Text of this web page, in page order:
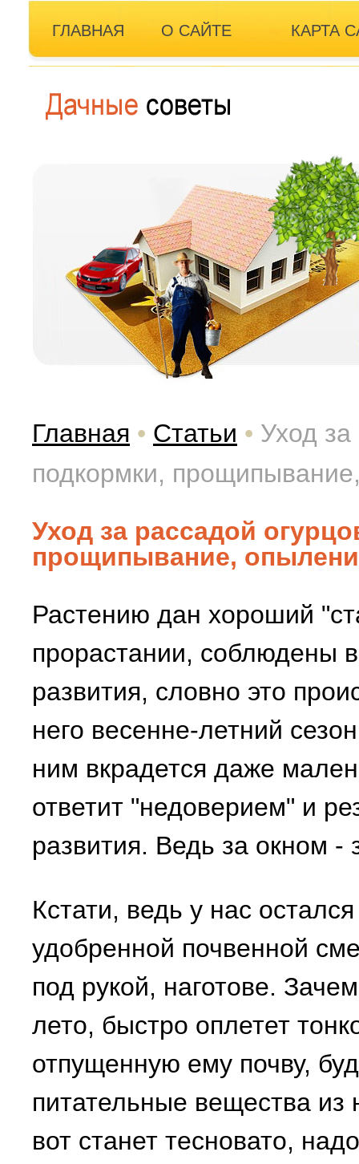
ГЛАВНАЯ О САЙТЕ КАРТА
Главная • Статьи • Уход
подкормки,
Уход за рассадой
прощипывание,
Растению дан хороший
прорастании, соблюдены
развития, словно это
него весенне-летний
ним вкрадется даже
ответит "недоверием" и
развития. Ведь за окном -
Кстати, ведь у нас
удобренной почвенной
под рукой, наготове.
лето, быстро оплетет
отпущенную ему почву,
питательные вещества из
вот станет тесновато,